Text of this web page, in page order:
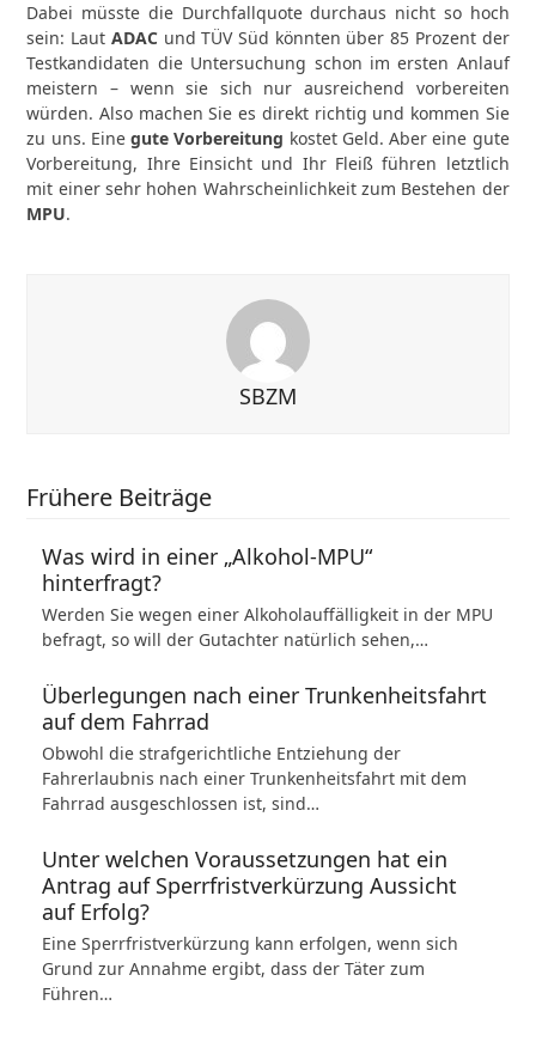
Dabei müsste die Durchfallquote durchaus nicht so hoch
sein: Laut ADACund TÜV Süd könnten über 85 Prozent der
Testkandidaten die Untersuchung schon im ersten Anlauf
meistern – wenn sie sich nur ausreichend vorbereiten
würden. Also machen Sie es direkt richtig und kommen Sie
zu uns. Einegute Vorbereitung kostet Geld. Aber eine gute
Vorbereitung, Ihre Einsicht und Ihr Fleiß führen letztlich
mit einer sehr hohen Wahrscheinlichkeit zum Bestehen der
MPU.
SBZM
Frühere Beiträge
Was wird in einer „Alkohol-MPU“
hinterfragt?
Werden Sie wegen einer Alkoholauffälligkeit in der MPU
befragt, so will der Gutachter natürlich sehen,…
Überlegungen nach einer Trunkenheitsfahrt
auf dem Fahrrad
Obwohl die strafgerichtliche Entziehung der
Fahrerlaubnis nach einer Trunkenheitsfahrt mit dem
Fahrrad ausgeschlossen ist, sind…
Unter welchen Voraussetzungen hat ein
Antrag auf Sperrfristverkürzung Aussicht
auf Erfolg?
Eine Sperrfristverkürzung kann erfolgen, wenn sich
Grund zur Annahme ergibt, dass der Täter zum
Führen…